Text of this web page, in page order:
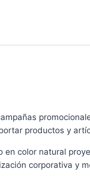
productos y
color natural
corporativa y